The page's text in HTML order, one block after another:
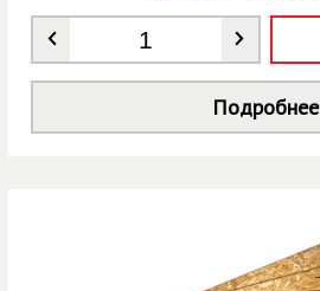
Количество
Подробнее